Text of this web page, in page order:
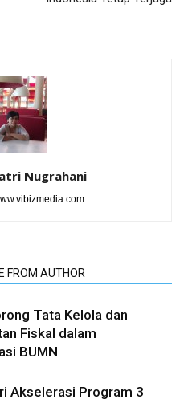
Nugrahani
FROM AUTHOR
Tata Kelola dan
Fiskal dalam
BUMN
Akselerasi Program 3